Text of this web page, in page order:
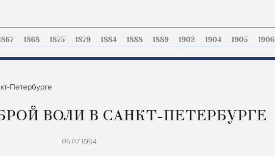
1868 1875 1879 1884 1888 1889 1902 1904 1905 1906
Петербурге
ВОЛИ В САНКТ-ПЕТЕРБУРГЕ
05.07.1994